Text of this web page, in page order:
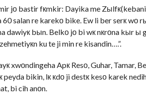
jо bastir fкmkir: Dayika me
60 salan re karekо bike. Ew li ber serк
dawiyк bыn. Belkо jо bi wк nкrоna kыr ы
ku te ji min re kisandin….”.
xwоndingeha Apк Resо, Guhar, Tamar,
peyda bikin, lк кdо ji destк kesо karek
bi cih anоn.